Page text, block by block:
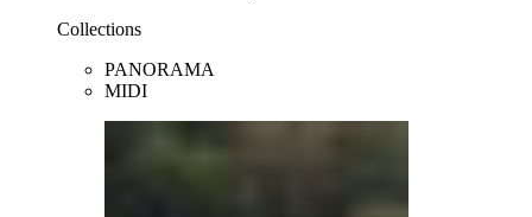
Collections
PANORAMA
MIDI